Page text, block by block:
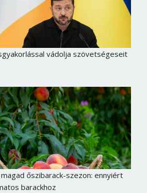
vádolja szövetségeseit
őszibarack-szezon: ennyiért
barackhoz